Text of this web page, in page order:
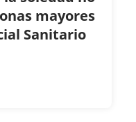
mayores
Sanitario